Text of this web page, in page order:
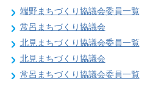
端野まちづくり協議会委員一覧
常呂まちづくり協議会
北見まちづくり協議会委員一覧
北見まちづくり協議会
常呂まちづくり協議会委員一覧